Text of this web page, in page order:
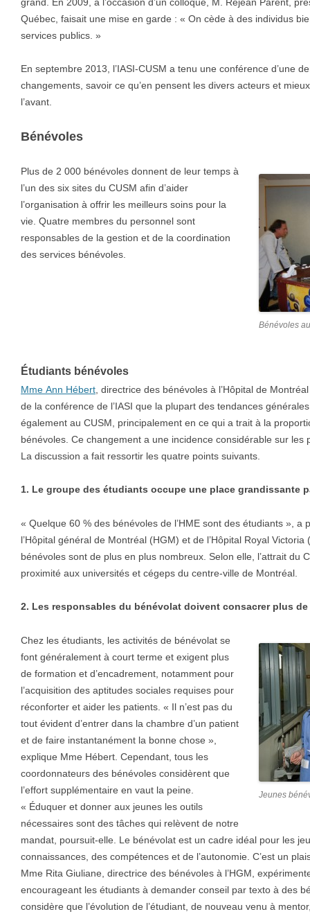
Québec, faisait une mise en garde : « On cède à des individus
services publics. »
En septembre 2013, l’IASI-CUSM a tenu une conférence d’une
changements, savoir ce qu’en pensent les divers acteurs et
l’avant.
Bénévoles
Bénévoles
Plus de 2 000 bénévoles donnent de leur temps à
l’un des six sites du CUSM afin d’aider
l’organisation à offrir les meilleurs soins pour la
vie. Quatre membres du personnel sont
responsables de la gestion et de la coordination
des services bénévoles.
Étudiants bénévoles
Mme Ann Hébert , directrice des bénévoles à l’Hôpital de
de la conférence de l’IASI que la plupart des tendances
également au CUSM, principalement en ce qui a trait à la
bénévoles. Ce changement a une incidence considérable sur les
La discussion a fait ressortir les quatre points suivants.
1. Le groupe des étudiants occupe une place grandissante
« Quelque 60 % des bénévoles de l’HME sont des étudiants », a
l’Hôpital général de Montréal (HGM) et de l’Hôpital Royal
bénévoles sont de plus en plus nombreux. Selon elle, l’attrait du
proximité aux universités et cégeps du centre-ville de Montréal.
2. Les responsables du bénévolat doivent consacrer plus
Jeunes
Chez les étudiants, les activités de bénévolat se
font généralement à court terme et exigent plus
de formation et d’encadrement, notamment pour
l’acquisition des aptitudes sociales requises pour
réconforter et aider les patients. « Il n’est pas du
tout évident d’entrer dans la chambre d’un patient
et de faire instantanément la bonne chose »,
explique Mme Hébert. Cependant, tous les
coordonnateurs des bénévoles considèrent que
l’effort supplémentaire en vaut la peine.
« Éduquer et donner aux jeunes les outils
nécessaires sont des tâches qui relèvent de notre
mandat, poursuit-elle. Le bénévolat est un cadre idéal pour les
connaissances, des compétences et de l’autonomie. C’est un
Mme Rita Giuliane, directrice des bénévoles à l’HGM,
encourageant les étudiants à demander conseil par texto à des
considère que l’évolution de l’étudiant, de nouveau venu à